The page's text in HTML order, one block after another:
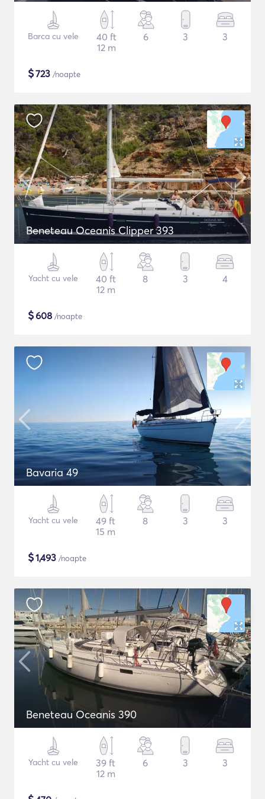
Barca cu vele
40 ft
12 m
6 3 3
$723 /noapte
Beneteau Oceanis Clipper 393
Yacht cu vele
40 ft
12 m
8 3 4
$608 /noapte
Bavaria 49
Yacht cu vele
49 ft
15 m
8 3 3
$1,493 /noapte
Beneteau Oceanis 390
Yacht cu vele
39 ft
12 m
6 3 3